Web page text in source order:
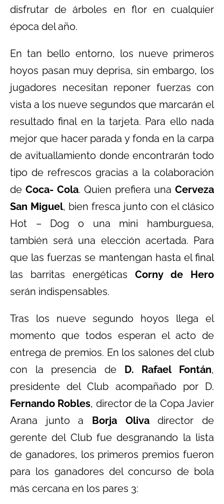
disfrutar de árboles en flor en cualquier
época del año.
En tan bello entorno, los nueve primeros
hoyos pasan muy deprisa, sin embargo, los
jugadores necesitan reponer fuerzas con
vista a los nueve segundos que marcarán el
resultado final en la tarjeta. Para ello nada
mejor que hacer parada y fonda en la carpa
de avituallamiento donde encontrarán todo
tipo de refrescos gracias a la colaboración
de Coca- Cola. Quien prefiera una Cerveza
San Miguel, bien fresca junto con el clásico
Hot – Dog o una mini hamburguesa,
también será una elección acertada. Para
que las fuerzas se mantengan hasta el final
las barritas energéticas Corny de Hero
serán indispensables.
Tras los nueve segundo hoyos llega el
momento que todos esperan el acto de
entrega de premios. En los salones del club
con la presencia de D. Rafael Fontán,
presidente del Club acompañado por D.
Fernando Robles, director de la Copa Javier
Arana junto a Borja Olivadirector de
gerente del Club fue desgranando la lista
de ganadores, los primeros premios fueron
para los ganadores del concurso de bola
más cercana en los pares 3: